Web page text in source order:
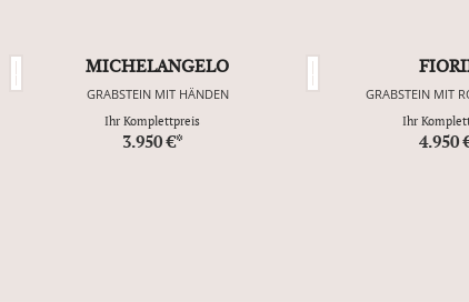
MICHELANGELO
GRABSTEIN MIT HÄNDEN
Ihr Komplettpreis
3.950 €*
GRABSTEIN MIT
Ihr
4.950